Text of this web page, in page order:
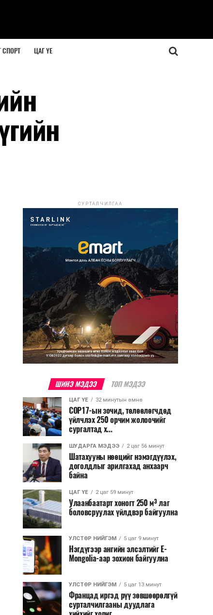
СПОРТ ЦАГ ҮЕ
СУРТАЛЧИЛГАА
ШИНЭ МЭДЭЭ ТОП МЭДЭЭ
ЦАГ ҮЕ 32 минутын өмнө
COP17-ын зочид, төлөөлөгчдөд
үйлчлэх 250 орчим жолоочийг
сургалтад х...
ШУДАРГА МЭДЭЭ 2 цаг 56 минут
Шатахууны нөөцийг нэмэгдүүлэх,
доголдлыг арилгахад анхаарч
байна
ЦАГ ҮЕ 2 цаг 59 минут
Улаанбаатарт хоногт 250 м³ лаг
боловсруулах үйлдвэр байгуулна
УЛСТӨР НИЙГЭМ 5 цаг 9 минут
Нэгдүгээр ангийн элсэлтийг E-
Mongolia-аар зохион байгуулна
УЛСТӨР НИЙГЭМ 5 цаг 13 минут
Францад иргэд рүү зөвшөөрөлгүй
сурталчилгааны дуудлага